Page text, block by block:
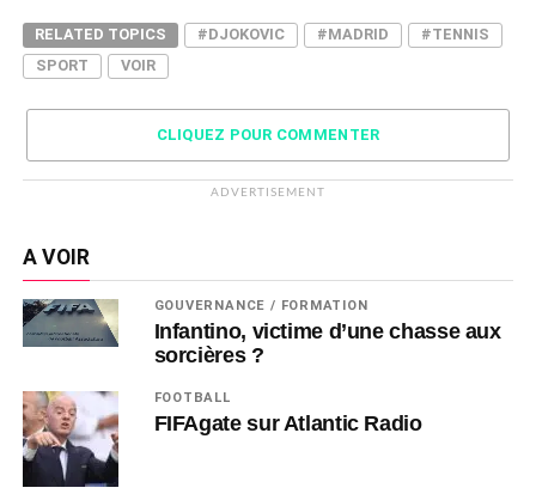
RELATED TOPICS #DJOKOVIC #MADRID
#TENNIS
SPORT
VOIR
CLIQUEZ POUR COMMENTER
ADVERTISEMENT
A VOIR
GOUVERNANCE / FORMATION
Infantino, victime d’une chasse aux
sorcières ?
FOOTBALL
FIFAgate sur Atlantic Radio